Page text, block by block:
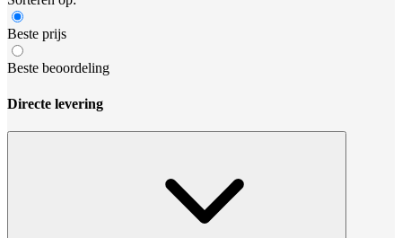
Beste prijs
Beste beoordeling
Directe levering